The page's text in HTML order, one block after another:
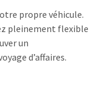
propre véhicule.
pleinement flexible
un
d’affaires.